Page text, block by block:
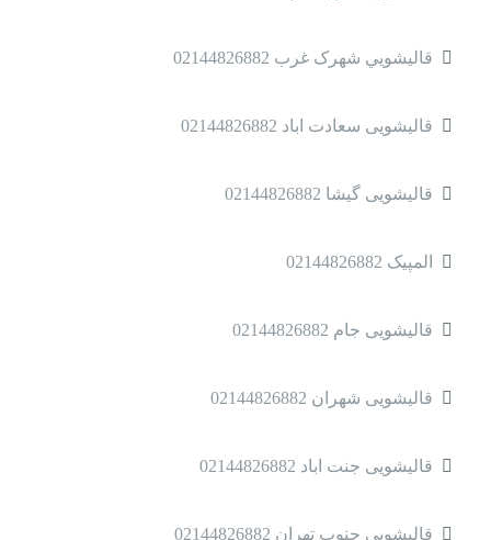
قالیشویي شهرک غرب 02144826882
قالیشویی سعادت اباد 02144826882
قالیشویی گیشا 02144826882
المپیک 02144826882
قالیشویی جام 02144826882
قالیشویی شهران 02144826882
قالیشویی جنت اباد 02144826882
قالیشویی جنوب تهران 02144826882